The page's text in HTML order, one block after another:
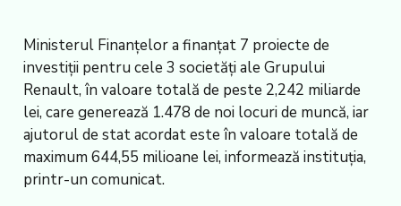
Ministerul Finanţelor a finanţat 7 proiecte de
investiţii pentru cele 3 societăţi ale Grupului
Renault, în valoare totală de peste 2,242 miliarde
lei, care generează 1.478 de noi locuri de muncă, iar
ajutorul de stat acordat este în valoare totală de
maximum 644,55 milioane lei, informează instituţia,
printr-un comunicat.